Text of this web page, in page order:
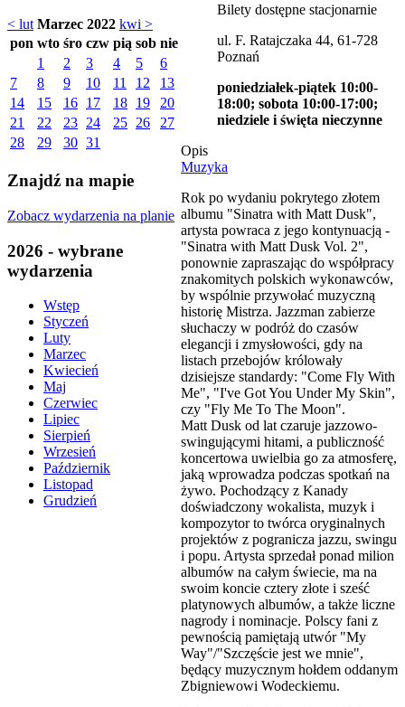
< lut Marzec 2022 kwi >
pon wto śro czw pią sob nie
1
2 3 4 5
6
7
8 9 10 11 12
13
14
15 16 17 18 19
20
21
22 23 24 25 26
27
28
29 30 31
Znajdź na mapie
Zobacz wydarzenia na planie
2026 - wybrane
wydarzenia
Wstęp
Styczeń
Luty
Marzec
Kwiecień
Maj
Czerwiec
Lipiec
Sierpień
Wrzesień
Październik
Listopad
Grudzień
Bilety dostępne stacjonarnie
ul. F. Ratajczaka 44, 61-728
Poznań
poniedziałek-piątek 10:00-
18:00; sobota 10:00-17:00;
niedziele i święta nieczynne
Opis
Muzyka
Rok po wydaniu pokrytego złotem
albumu "Sinatra with Matt Dusk",
artysta powraca z jego kontynuacją -
"Sinatra with Matt Dusk Vol. 2",
ponownie zapraszając do współpracy
znakomitych polskich wykonawców,
by wspólnie przywołać muzyczną
historię Mistrza. Jazzman zabierze
słuchaczy w podróż do czasów
elegancji i zmysłowości, gdy na
listach przebojów królowały
dzisiejsze standardy: "Come Fly With
Me", "I've Got You Under My Skin",
czy "Fly Me To The Moon".
Matt Dusk od lat czaruje jazzowo-
swingującymi hitami, a publiczność
koncertowa uwielbia go za atmosferę,
jaką wprowadza podczas spotkań na
żywo. Pochodzący z Kanady
doświadczony wokalista, muzyk i
kompozytor to twórca oryginalnych
projektów z pogranicza jazzu, swingu
i popu. Artysta sprzedał ponad milion
albumów na całym świecie, ma na
swoim koncie cztery złote i sześć
platynowych albumów, a także liczne
nagrody i nominacje. Polscy fani z
pewnością pamiętają utwór "My
Way"/"Szczęście jest we mnie",
będący muzycznym hołdem oddanym
Zbigniewowi Wodeckiemu.